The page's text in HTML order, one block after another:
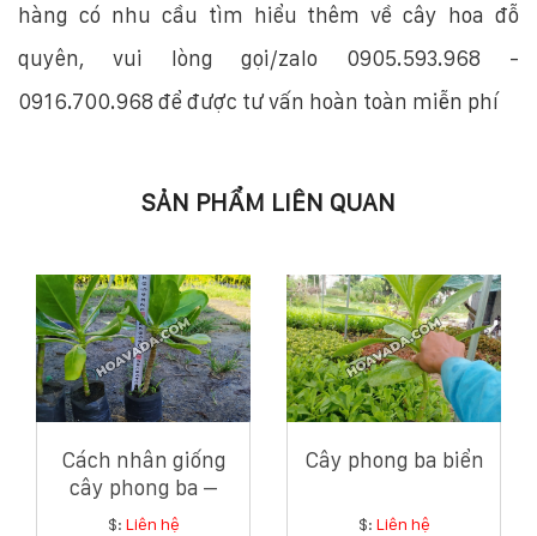
hàng có nhu cầu tìm hiểu thêm về cây hoa đỗ
quyên, vui lòng gọi/zalo 0905.593.968 -
0916.700.968 để được tư vấn hoàn toàn miễn phí
SẢN PHẨM LIÊN QUAN
Cách nhân giống
cây phong ba –
Hướng dẫn chi tiết
$: Liên hệ
Cây phong ba biển
$: Liên hệ